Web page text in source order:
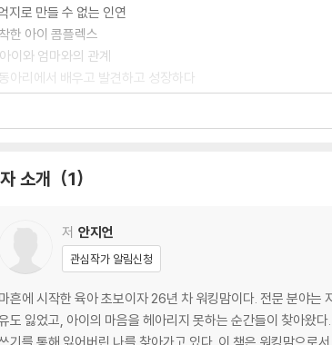
지로 만들 수 없는 인연
한 아이 콤플렉스
이와 엄마와의 관계
아리에서 배우고 발견하고 성장하다
장생활도 육아도 놓칠 수 없어
장 초보 엄마의 시행착오
마흔에 시작된 두 번째 인생
처음 마주하는 세계
부모 교육의 필요성
세 마리 토끼를 잡는 시간
아이는 나 혼자 낳았나
소개 1
저 안지언
관심작가 알림신청
마흔에 시작한 육아 초보이자 26년 차 워킹맘이다. 전문 분야는
도 잃었고, 아이의 마음을 헤아리지 못하는 순간들이 찾아왔